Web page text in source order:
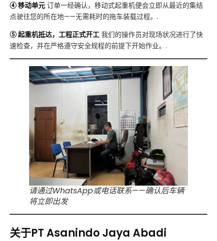
④ 移动单元 订单一经确认，移动式起重机便会立即从最近的集结
点驶往您的所在地——无需耗时的拖车装载过程。.
⑤ 起重机抵达，工程正式开工 我们的操作员对现场状况进行了快
速检查，并在严格遵守安全规程的前提下开始作业。.
请通过WhatsApp或电话联系——确认后车辆
将立即出发
关于PT Asanindo Jaya Abadi